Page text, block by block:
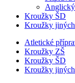
Kroužky ŠD
Kroužky
Atletické
Kroužky ZŠ
Kroužky ŠD
Kroužky